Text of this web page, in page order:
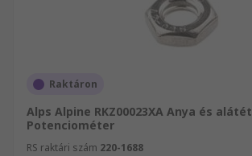
Raktáron
Alps Alpine RKZ00023XA Anya és alátét
Potenciométer
RS raktári szám 220-1688